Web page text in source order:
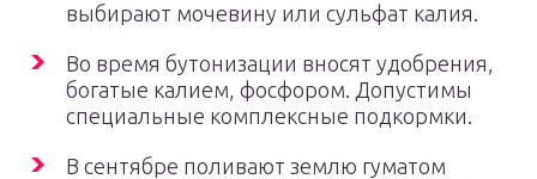
выбирают мочевину или сульфат калия.
Во время бутонизации вносят удобрения,
богатые калием, фосфором. Допустимы
специальные комплексные подкормки.
В сентябре поливают землю гуматом